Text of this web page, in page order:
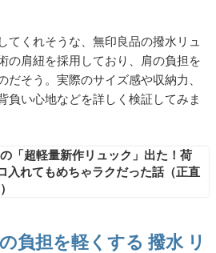
てくれそうな、無印良品の撥水リュ
の肩紐を採用しており、肩の負担を
そう。実際のサイズ感や収納力、
負い心地などを詳しく検証してみま
「超軽量新作リュック」出た！荷
入れてもめちゃラクだった話（正直
負担を軽くする 撥水 リ